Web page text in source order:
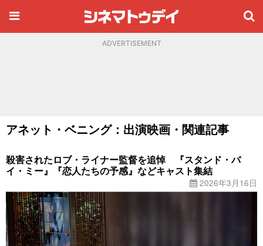
ADVERTISEMENT
アネット・ベニング：出演映画・関連記事
殺害されたロブ・ライナー監督を追悼 『スタンド・バ
イ・ミー』『恋人たちの予感』などキャスト集結
2026年3月16日